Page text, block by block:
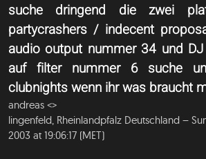
suche dringend die zwei
partycrashers / indecent
audio output nummer 34 und
auf filter nummer 6 suche
clubnights wenn ihr was braucht
andreas <>
lingenfeld, Rheinlandpfalz Deutschland –
2003 at 19:06:17 (MET)